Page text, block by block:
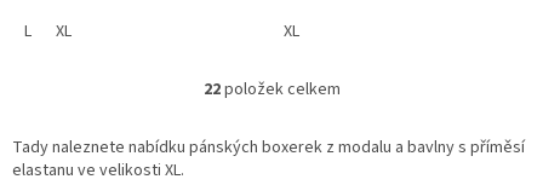
L
XL XL
O
l
22položek celkem
Tady naleznete nabídku pánských boxerek z modalu a bavlny s příměsí
elastanu ve velikosti XL.